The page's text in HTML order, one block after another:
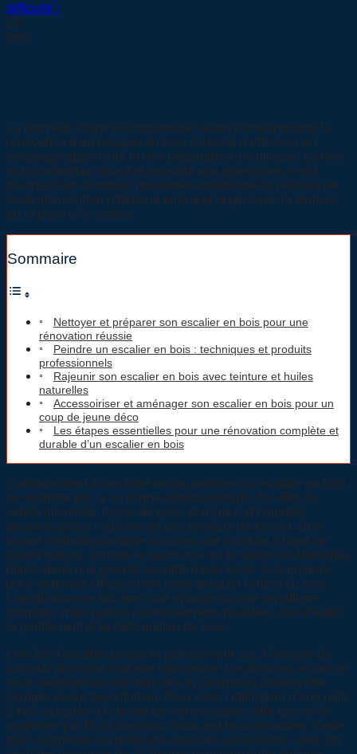
23
Sep
La première étape incontournable avant d’entreprendre la
rénovation d’un escalier en bois consiste à effectuer un
nettoyage approfondi et une préparation minutieuse. Le bois
est un matériau vivant et sensible aux agressions, c’est
pourquoi son entretien préalable conditionne la réussite de
toute intervention ultérieure telle que la peinture, la teinture
ou la pose d’un vernis.
Sommaire
Nettoyer et préparer son escalier en bois pour une
rénovation réussie
Peindre un escalier en bois : techniques et produits
professionnels
Rajeunir son escalier en bois avec teinture et huiles
naturelles
Accessoiriser et aménager son escalier en bois pour un
coup de jeune déco
Les étapes essentielles pour une rénovation complète et
durable d’un escalier en bois
Contrairement à une idée reçue, nettoyer un escalier en bois
ne se limite pas à un simple dépoussiérage. En effet, la
saleté incrustée, traces de gras, et résidus d’humidité
peuvent altérer l’adhérence des produits de finition. Une
bonne méthode consiste à utiliser une solution à base de
savon naturel, comme le savon noir ou le savon de Marseille,
dilués dans une grande quantité d’eau tiède. Ces produits
doux nettoient efficacement sans attaquer la fibre du bois.
L’application se fait avec une éponge ou une serpillière
humides, mais jamais excessivement mouillées afin d’éviter
le gonflement et la déformation du bois.
Une fois l’escalier propre et parfaitement sec, l’analyse de
son état physique doit être rigoureuse. Les fissures, éclats et
trous siégeant sur les marches ou les limons doivent être
corrigés avant toute finition. Pour cela, l’utilisation d’une pâte
à bois adaptée à la teinte de votre escalier, telle que celle
proposée par Rust-Oleum ou Sika, est recommandée. Cette
pâte s’applique en plusieurs couches successives, avec un